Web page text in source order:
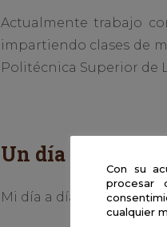
Actualmente trabajo
impartiendo clases de
Politécnica Superior de
Un día en la
Mi día a día, a parte de
Con su
procesar
cualquier